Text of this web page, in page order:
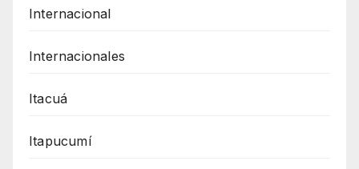
Internacional
Internacionales
Itacuá
Itapucumí